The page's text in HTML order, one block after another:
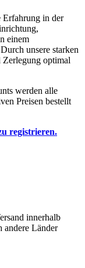
Erfahrung in der
einem
unsere starken
Zerlegung optimal
werden alle
Preisen bestellt
registrieren.
innerhalb
andere Länder